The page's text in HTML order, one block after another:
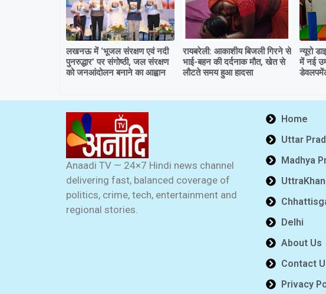
लखनऊ में ‘भूजल संरक्षण एवं नदी
पुनरुद्धार’ पर संगोष्ठी, जल संरक्षण
को जनआंदोलन बनाने का आह्वान
रायबरेली: आकाशीय बिजली गिरने से
भाई-बहन की दर्दनाक मौत, खेत से
लौटते समय हुआ हादसा
न्यूरो
में नई
Anaadi TV — 24×7 Hindi news channel
delivering fast, balanced coverage of
politics, crime, tech, entertainment and
regional stories.
Home
Uttar
Madhya
Delhi
About Us
Contact
Privacy